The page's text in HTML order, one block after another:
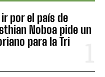
ir por el país de
Noboa pide un
para la Tri